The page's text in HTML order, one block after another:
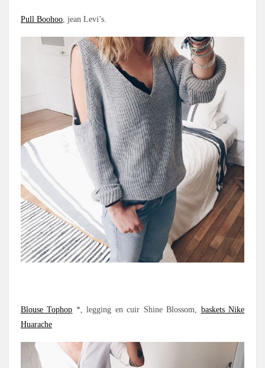
Pull Boohoo, jean Levi’s.
Blouse Tophop *, legging en cuir Shine Blossom, baskets Nike
Huarache